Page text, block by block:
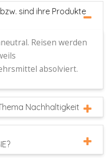
sind ihre Produkte
Reisen werden
absolviert.
Nachhaltigkeit